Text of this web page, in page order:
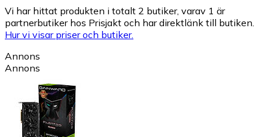
Vi har hittat produkten i totalt 2 butiker, varav 1 är
partnerbutiker hos Prisjakt och har direktlänk till butiken.
Hur vi visar priser och butiker.
Annons
Annons